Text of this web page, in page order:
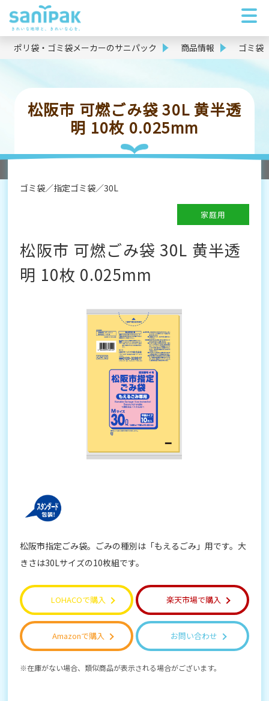
ポリ袋・ゴミ袋メーカーのサニパック 商品情報 ゴミ袋
松阪市 可燃ごみ袋 30L 黄半透
明 10枚 0.025mm
ゴミ袋 指定ゴミ袋 30L
家庭用
松阪市 可燃ごみ袋 30L 黄半透
明 10枚 0.025mm
松阪市指定ごみ袋。ごみの種別は「もえるごみ」用です。大
きさは30Lサイズの10枚組です。
LOHACOで購入 楽天市場で購入
Amazonで購入 お問い合わせ
在庫がない場合、類似商品が表示される場合がございます。